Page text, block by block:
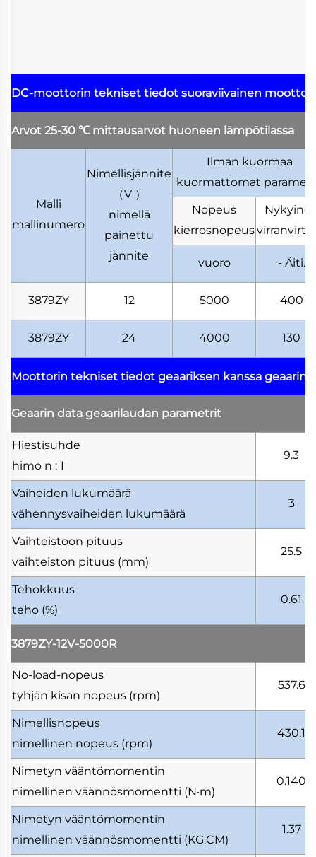
DC-moottorin tekniset tiedot suoraviivainen
Arvot 25-30 ℃ mittausarvot huoneen lämpötilassa
Malli
mallinumero
Nimellisjännite
（V ）
nimellä
painettu
jännite
Ilman kuormaa
kuormattomat
Nopeus
kierrosnopeus
vuoro - Äiti.
3879ZY 12 5000 400
3879ZY 24 4000 130
Moottorin tekniset tiedot geaariksen kanssa
Geaarin data geaarilaudan parametrit
Hiestisuhde
himo n : 1
9.3
Vaiheiden lukumäärä
vähennysvaiheiden lukumäärä
3
Vaihteistoon pituus
vaihteiston pituus (mm)
25.5
Tehokkuus
teho (%)
0.61
3879ZY-12V-5000R
No-load-nopeus
tyhjän kisan nopeus (rpm)
537.6
Nimellisnopeus
nimellinen nopeus (rpm)
430.1
Nimetyn vääntömomentin
nimellinen väännösmomentti (N·m)
0.140
Nimetyn vääntömomentin
nimellinen väännösmomentti (KG.CM)
1.37